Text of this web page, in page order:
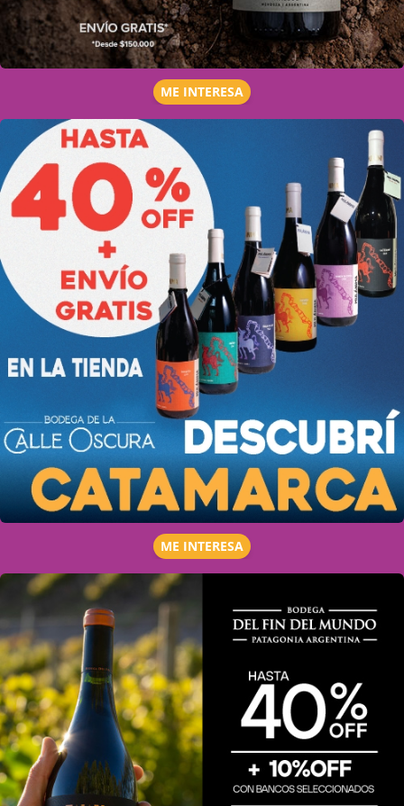
ME INTERESA
ME INTERESA